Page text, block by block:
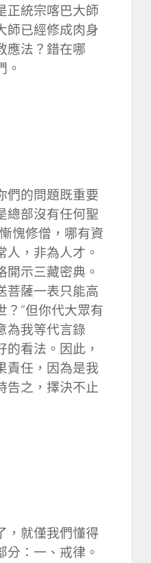
正統宗喀巴大師
師已經修成肉身
應法？錯在哪
。
們的問題既重要
總部沒有任何聖
愧修僧，哪有資
，非為人才。
示三藏密典。
菩薩一表只能高
？”但你代大眾有
為我等代言錄
看法。因此，
責任，因為是我
告之，擇決不止
，就僅我們懂得
：一、戒律。